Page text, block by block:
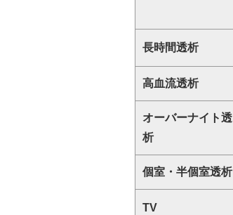
長時間透析
高血流透析
オーバーナイト透
析
個室・半個室透析
TV